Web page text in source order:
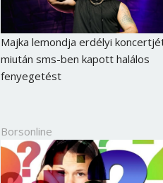
Majka lemondja erdélyi
miután sms-ben kapott halálos
fenyegetést
Borsonline